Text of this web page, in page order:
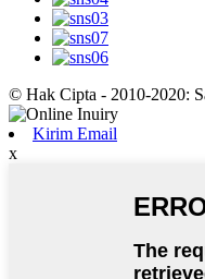
© Hak Cipta - 2010-2020:
Kirim Email
x